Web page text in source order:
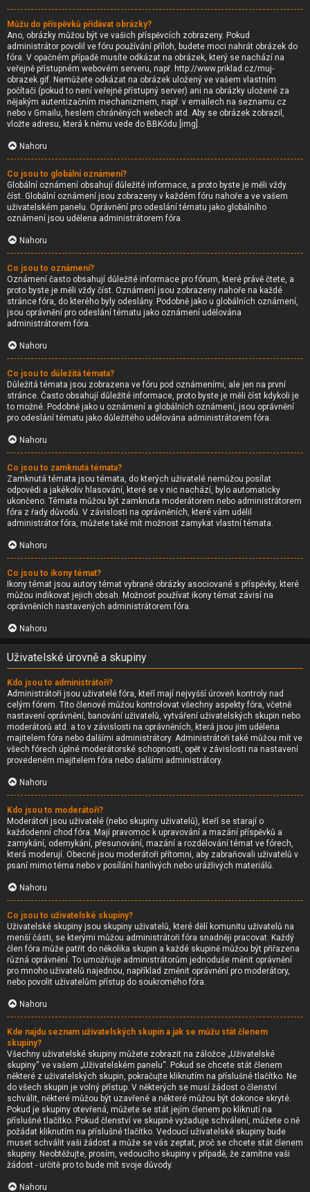
Můžu do příspěvků přidávat obrázky?
Ano, obrázky můžou být ve vašich příspěvcích zobrazeny. Pokud
administrátor povolil ve fóru používání příloh, budete moci nahrát obrázek do
fóra. V opačném případě musíte odkázat na obrázek, který se nachází na
veřejně přístupném webovém serveru, např. http://www.priklad.cz/muj-
obrazek.gif. Nemůžete odkázat na obrázek uložený ve vašem vlastním
počítači (pokud to není veřejně přístupný server) ani na obrázky uložené za
nějakým autentizačním mechanizmem, např. v emailech na seznamu.cz
nebo v Gmailu, heslem chráněných webech atd. Aby se obrázek zobrazil,
vložte adresu, která k němu vede do BBKódu [img].
Nahoru
Co jsou to globální oznámení?
Globální oznámení obsahují důležité informace, a proto byste je měli vždy
číst. Globální oznámení jsou zobrazeny v každém fóru nahoře a ve vašem
uživatelském panelu. Oprávnění pro odeslání tématu jako globálního
oznámení jsou udělena administrátorem fóra.
Nahoru
Co jsou to oznámení?
Oznámení často obsahují důležité informace pro fórum, které právě čtete, a
proto byste je měli vždy číst. Oznámení jsou zobrazeny nahoře na každé
stránce fóra, do kterého byly odeslány. Podobně jako u globálních oznámení,
jsou oprávnění pro odeslání tématu jako oznámení udělována
administrátorem fóra.
Nahoru
Co jsou to důležitá témata?
Důležitá témata jsou zobrazena ve fóru pod oznámeními, ale jen na první
stránce. Často obsahují důležité informace, proto byste je měli číst kdykoli je
to možné. Podobně jako u oznámení a globálních oznámení, jsou oprávnění
pro odeslání tématu jako důležitého udělována administrátorem fóra.
Nahoru
Co jsou to zamknutá témata?
Zamknutá témata jsou témata, do kterých uživatelé nemůžou posílat
odpovědi a jakékoliv hlasování, které se v nic nachází, bylo automaticky
ukončeno. Témata můžou být zamknuta moderátorem nebo administrátorem
fóra z řady důvodů. V závislosti na oprávněních, které vám udělil
administrátor fóra, můžete také mít možnost zamykat vlastní témata.
Nahoru
Co jsou to ikony témat?
Ikony témat jsou autory témat vybrané obrázky asociované s příspěvky, které
můžou indikovat jejich obsah. Možnost používat ikony témat závisí na
oprávněních nastavených administrátorem fóra.
Nahoru
Uživatelské úrovně a skupiny
Kdo jsou to administrátoři?
Administrátoři jsou uživatelé fóra, kteří mají nejvyšší úroveň kontroly nad
celým fórem. Tito členové můžou kontrolovat všechny aspekty fóra, včetně
nastavení oprávnění, banování uživatelů, vytváření uživatelských skupin nebo
moderátorů atd. a to v závislosti na oprávněních, která jsou jim udělena
majitelem fóra nebo dalšími administrátory. Administrátoři také můžou mít ve
všech fórech úplné moderátorské schopnosti, opět v závislosti na nastavení
provedeném majitelem fóra nebo dalšími administrátory.
Nahoru
Kdo jsou to moderátoři?
Moderátoři jsou uživatelé (nebo skupiny uživatelů), kteří se starají o
každodenní chod fóra. Mají pravomoc k upravování a mazání příspěvků a
zamykání, odemykání, přesunování, mazání a rozdělování témat ve fórech,
která moderují. Obecně jsou moderátoři přítomni, aby zabraňovali uživatelů v
psaní mimo téma nebo v posílání hanlivých nebo urážlivých materiálů.
Nahoru
Co jsou to uživatelské skupiny?
Uživatelské skupiny jsou skupiny uživatelů, které dělí komunitu uživatelů na
menší části, se kterými můžou administrátoři fóra snadněji pracovat. Každý
člen fóra může patřit do několika skupin a každé skupině můžou být přiřazena
různá oprávnění. To umožňuje administrátorům jednoduše měnit oprávnění
pro mnoho uživatelů najednou, například změnit oprávnění pro moderátory,
nebo povolit uživatelům přístup do soukromého fóra.
Nahoru
Kde najdu seznam uživatelských skupin a jak se můžu stát členem
skupiny?
Všechny uživatelské skupiny můžete zobrazit na záložce „Uživatelské
skupiny“ ve vašem „Uživatelském panelu“. Pokud se chcete stát členem
některé z uživatelských skupin, pokračujte kliknutím na příslušné tlačítko. Ne
do všech skupin je volný přístup. V některých se musí žádost o členství
schválit, některé můžou být uzavřené a některé můžou být dokonce skryté.
Pokud je skupiny otevřená, můžete se stát jejím členem po kliknutí na
příslušné tlačítko. Pokud členství ve skupině vyžaduje schválení, můžete o ně
požádat kliknutím na příslušné tlačítko. Vedoucí uživatelské skupiny bude
muset schválit vaši žádost a může se vás zeptat, proč se chcete stát členem
skupiny. Neobtěžujte, prosím, vedoucího skupiny v případě, že zamítne vaši
žádost - určitě pro to bude mít svoje důvody.
Nahoru